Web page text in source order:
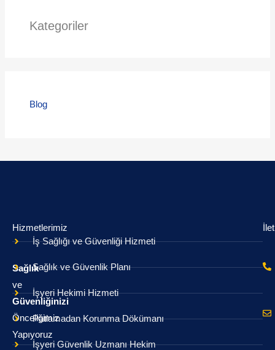
Kategoriler
Blog
Sağlık
ve
Güvenliğinizi
Önceliğimiz
Yapıyoruz
Hizmetlerimiz
İş Sağlığı ve Güvenliği Hizmeti
Sağlık ve Güvenlik Planı
İşyeri Hekimi Hizmeti
Patlamadan Korunma Dökümanı
İşyeri Güvenlik Uzmanı Hekim